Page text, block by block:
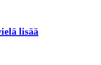
lisää